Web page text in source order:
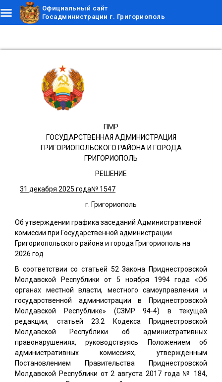
Официальный сайт
Госадминистрации г. Григориополь
ПМР
ГОСУДАРСТВЕННАЯ АДМИНИСТРАЦИЯ
ГРИГОРИОПОЛЬСКОГО РАЙОНА И ГОРОДА
ГРИГОРИОПОЛЬ
РЕШЕНИЕ
31 декабря 2025 года№ 1547
г. Григориополь
Об утверждении графика заседаний Административной
комиссии при Государственной администрации
Григориопольского района и города Григориополь на
2026 год
В соответствии со статьей 52 Закона Приднестровской
Молдавской Республики от 5 ноября 1994 года «Об
органах местной власти, местного самоуправления и
государственной администрации в Приднестровской
Молдавской Республике» (СЗМР 94-4) в текущей
редакции, статьей 23.2 Кодекса Приднестровской
Молдавской Республики об административных
правонарушениях, руководствуясь Положением об
административных комиссиях, утвержденным
Постановлением Правительства Приднестровской
Молдавской Республики от 2 августа 2017 года № 184,